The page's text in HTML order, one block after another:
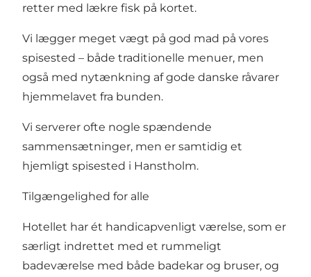
retter med lækre fisk på kortet.
Vi lægger meget vægt på god mad på vores
spisested – både traditionelle menuer, men
også med nytænkning af gode danske råvarer
hjemmelavet fra bunden.
Vi serverer ofte nogle spændende
sammensætninger, men er samtidig et
hjemligt spisested i Hanstholm.
Tilgængelighed for alle
Hotellet har ét handicapvenligt værelse, som er
særligt indrettet med et rummeligt
badeværelse med både badekar og bruser, og